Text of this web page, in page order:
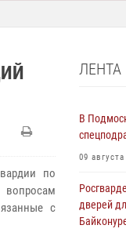
по
вопросам
с
ЛЕНТА
В
09
дверей